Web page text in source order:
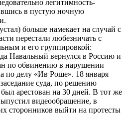
легитимность-
в пустую ночную
больше намекает на случай с
перестали любезничать с
и его группировкой:
Навальный вернулся в Россию и
по обвинению в нарушении
по делу «Ив Роше». 18 января
суда, по решению
арестован на 30 дней. В тот же
видеообращение, в
сторонников выйти на протесты